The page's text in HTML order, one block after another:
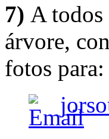
7) A todos
árvore,
fotos para: